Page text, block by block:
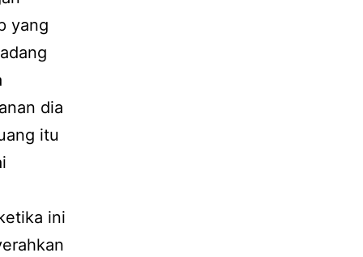
yang
dia
itu
ini